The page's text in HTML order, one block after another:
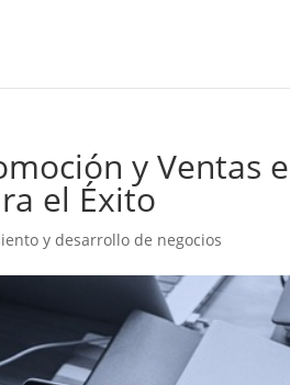
y Ventas
el Éxito
y desarrollo de negocios